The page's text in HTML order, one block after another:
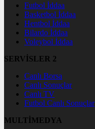
Futbol İddaa
Basketbol İddaa
Hentbol İddaa
Bilardo İddaa
Voleybol İddaa
SERVİSLER 2
Canlı Borsa
Canlı Sonuçlar
Canlı TV
Futbol Canlı Sonuçlar
MULTİMEDYA